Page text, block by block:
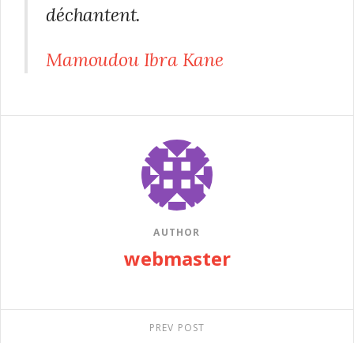
déchantent.
Mamoudou Ibra Kane
AUTHOR
webmaster
PREV POST